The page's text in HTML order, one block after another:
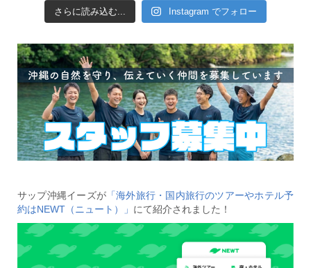
さらに読み込む... Instagram でフォロー
サップ沖縄イーズが 「海外旅行・国内旅行のツアーやホテル予
約はNEWT（ニュート）」 にて紹介されました！